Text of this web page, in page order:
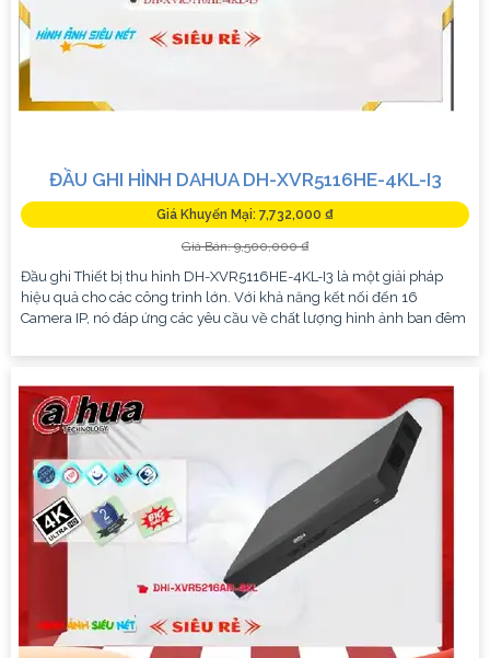
ĐẦU GHI HÌNH DAHUA DH-XVR5116HE-4KL-I3
Giá Khuyến Mại: 7,732,000 ₫
Giá Bán: 9,500,000 ₫
Đầu ghi Thiết bị thu hình DH-XVR5116HE-4KL-I3 là một giải pháp
hiệu quả cho các công trình lớn. Với khả năng kết nối đến 16
Camera IP, nó đáp ứng các yêu cầu về chất lượng hình ảnh ban đêm